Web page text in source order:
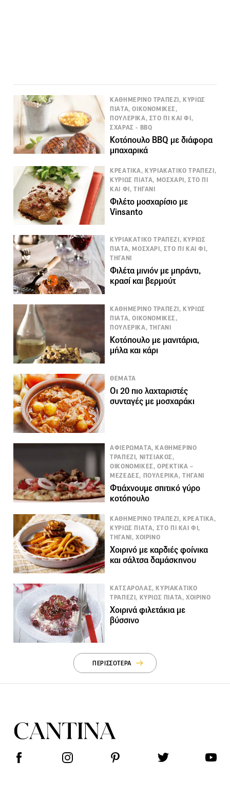
ΚΑΘΗΜΕΡΙΝΟ ΤΡΑΠΕΖΙ, ΚΥΡΙΩΣ
ΠΙΑΤΑ, ΟΙΚΟΝΟΜΙΚΕΣ,
ΠΟΥΛΕΡΙΚΑ, ΣΤΟ ΠΙ ΚΑΙ ΦΙ,
ΣΧΑΡΑΣ - BBQ
Κοτόπουλο BBQ με διάφορα
μπαχαρικά
ΚΡΕΑΤΙΚΑ, ΚΥΡΙΑΚΑΤΙΚΟ ΤΡΑΠΕΖΙ,
ΚΥΡΙΩΣ ΠΙΑΤΑ, ΜΟΣΧΑΡΙ, ΣΤΟ ΠΙ
ΚΑΙ ΦΙ, ΤΗΓΑΝΙ
Φιλέτο μοσχαρίσιο με
Vinsanto
ΚΥΡΙΑΚΑΤΙΚΟ ΤΡΑΠΕΖΙ, ΚΥΡΙΩΣ
ΠΙΑΤΑ, ΜΟΣΧΑΡΙ, ΣΤΟ ΠΙ ΚΑΙ ΦΙ,
ΤΗΓΑΝΙ
Φιλέτα μινιόν με μπράντι,
κρασί και βερμούτ
ΚΑΘΗΜΕΡΙΝΟ ΤΡΑΠΕΖΙ, ΚΥΡΙΩΣ
ΠΙΑΤΑ, ΟΙΚΟΝΟΜΙΚΕΣ,
ΠΟΥΛΕΡΙΚΑ, ΤΗΓΑΝΙ
Κοτόπουλο με μανιτάρια,
μήλα και κάρι
ΘΕΜΑΤΑ
Οι 20 πιο λαχταριστές
συνταγές με μοσχαράκι
ΑΦΙΕΡΩΜΑΤΑ, ΚΑΘΗΜΕΡΙΝΟ
ΤΡΑΠΕΖΙ, ΝΙΤΣΙΑΚΟΣ,
ΟΙΚΟΝΟΜΙΚΕΣ, ΟΡΕΚΤΙΚΑ –
ΜΕΖΕΔΕΣ, ΠΟΥΛΕΡΙΚΑ, ΤΗΓΑΝΙ
Φτιάχνουμε σπιτικό γύρο
κοτόπουλο
ΚΑΘΗΜΕΡΙΝΟ ΤΡΑΠΕΖΙ, ΚΡΕΑΤΙΚΑ,
ΚΥΡΙΩΣ ΠΙΑΤΑ, ΣΤΟ ΠΙ ΚΑΙ ΦΙ,
ΤΗΓΑΝΙ, ΧΟΙΡΙΝΟ
Χοιρινό με καρδιές φοίνικα
και σάλτσα δαμάσκηνου
ΚΑΤΣΑΡΟΛΑΣ, ΚΥΡΙΑΚΑΤΙΚΟ
ΤΡΑΠΕΖΙ, ΚΥΡΙΩΣ ΠΙΑΤΑ, ΧΟΙΡΙΝΟ
Χοιρινά φιλετάκια με
βύσσινο
ΠΕΡΙΣΣΟΤΕΡΑ